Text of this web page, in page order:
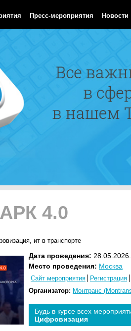
Пресс-мероприятия Новости
4.0
, ит в транспорте
Дата проведения:
Место проведения: Москва
Сайт мероприятия
Регистрация
Организатор: Монтранс
Будь в курсе всех
Цифровизация